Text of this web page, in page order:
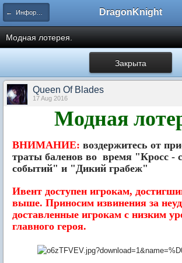
← Информация и гайды по игре DragonKnight
Модная лотерея.
Закрыта
Queen Of Blades
17 Aug 2016
Модная
ВНИМАНИЕ: воздержитесь от
траты баленов во время "Кросс -
событий" и "Дикий грабеж"
Ивент доступен игрокам,
выше. Приносим извинения за
доставленные игрокам с низким
главного героя.